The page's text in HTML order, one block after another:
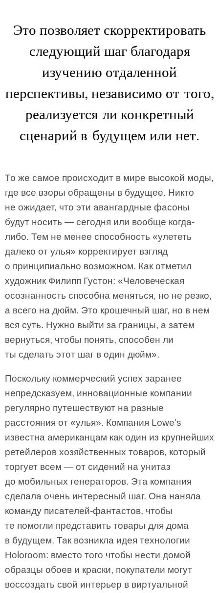
Это позволяет скорректировать
следующий шаг благодаря
изучению отдаленной
перспективы, независимо от того,
реализуется ли конкретный
сценарий в будущем или нет.
То же самое происходит в мире высокой моды,
где все взоры обращены в будущее. Никто
не ожидает, что эти авангардные фасоны
будут носить — сегодня или вообще когда-
либо. Тем не менее способность «улететь
далеко от улья» корректирует взгляд
о принципиально возможном. Как отметил
художник Филипп Густон: «Человеческая
осознанность способна меняться, но не резко,
а всего на дюйм. Это крошечный шаг, но в нем
вся суть. Нужно выйти за границы, а затем
вернуться, чтобы понять, способен ли
ты сделать этот шаг в один дюйм».
Поскольку коммерческий успех заранее
непредсказуем, инновационные компании
регулярно путешествуют на разные
расстояния от «улья». Компания Lowe’s
известна американцам как один из крупнейших
ретейлеров хозяйственных товаров, который
торгует всем — от сидений на унитаз
до мобильных генераторов. Эта компания
сделала очень интересный шаг. Она наняла
команду писателей-фантастов, чтобы
те помогли представить товары для дома
в будущем. Так возникла идея технологии
Holoroom: вместо того чтобы нести домой
образцы обоев и краски, покупатели могут
воссоздать свой интерьер в виртуальной